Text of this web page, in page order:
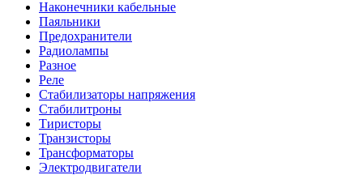
Наконечники кабельные
Паяльники
Предохранители
Радиолампы
Разное
Реле
Стабилизаторы напряжения
Стабилитроны
Тиристоры
Транзисторы
Трансформаторы
Электродвигатели